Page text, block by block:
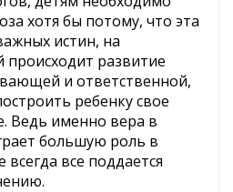
хотя бы потому, что эта
истин, на
развитие
и ответственной,
ребенку свое
Ведь именно вера в
большую роль в
все поддается